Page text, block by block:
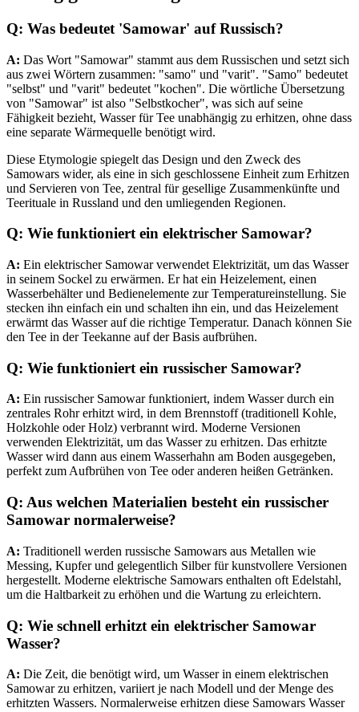
Q: Was bedeutet 'Samowar' auf Russisch?
A: Das Wort "Samowar" stammt aus dem Russischen und setzt sich
aus zwei Wörtern zusammen: "samo" und "varit". "Samo" bedeutet
"selbst" und "varit" bedeutet "kochen". Die wörtliche Übersetzung
von "Samowar" ist also "Selbstkocher", was sich auf seine
Fähigkeit bezieht, Wasser für Tee unabhängig zu erhitzen, ohne dass
eine separate Wärmequelle benötigt wird.
Diese Etymologie spiegelt das Design und den Zweck des
Samowars wider, als eine in sich geschlossene Einheit zum Erhitzen
und Servieren von Tee, zentral für gesellige Zusammenkünfte und
Teerituale in Russland und den umliegenden Regionen.
Q: Wie funktioniert ein elektrischer Samowar?
A: Ein elektrischer Samowar verwendet Elektrizität, um das Wasser
in seinem Sockel zu erwärmen. Er hat ein Heizelement, einen
Wasserbehälter und Bedienelemente zur Temperatureinstellung. Sie
stecken ihn einfach ein und schalten ihn ein, und das Heizelement
erwärmt das Wasser auf die richtige Temperatur. Danach können Sie
den Tee in der Teekanne auf der Basis aufbrühen.
Q: Wie funktioniert ein russischer Samowar?
A: Ein russischer Samowar funktioniert, indem Wasser durch ein
zentrales Rohr erhitzt wird, in dem Brennstoff (traditionell Kohle,
Holzkohle oder Holz) verbrannt wird. Moderne Versionen
verwenden Elektrizität, um das Wasser zu erhitzen. Das erhitzte
Wasser wird dann aus einem Wasserhahn am Boden ausgegeben,
perfekt zum Aufbrühen von Tee oder anderen heißen Getränken.
Q: Aus welchen Materialien besteht ein russischer
Samowar normalerweise?
A: Traditionell werden russische Samowars aus Metallen wie
Messing, Kupfer und gelegentlich Silber für kunstvollere Versionen
hergestellt. Moderne elektrische Samowars enthalten oft Edelstahl,
um die Haltbarkeit zu erhöhen und die Wartung zu erleichtern.
Q: Wie schnell erhitzt ein elektrischer Samowar
Wasser?
A: Die Zeit, die benötigt wird, um Wasser in einem elektrischen
Samowar zu erhitzen, variiert je nach Modell und der Menge des
erhitzten Wassers. Normalerweise erhitzen diese Samowars Wasser